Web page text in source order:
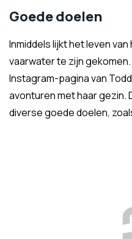
Goede doelen
Inmiddels lijkt het leven
vaarwater te zijn
Instagram-pagina van
avonturen met haar gezin.
diverse goede doelen,